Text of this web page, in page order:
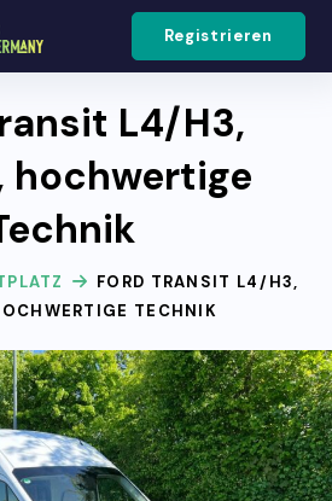
Registrieren
L4/H3,
hochwertige
FORD TRANSIT L4/H3,
TECHNIK